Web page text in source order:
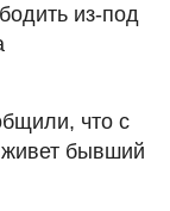
из-под
что с
бывший